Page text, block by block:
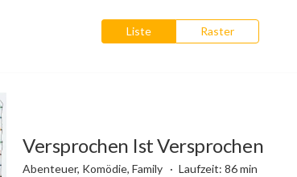
Liste Raster
Versprochen Ist Versprochen
Abenteuer, Komödie, Family Laufzeit: 86 min